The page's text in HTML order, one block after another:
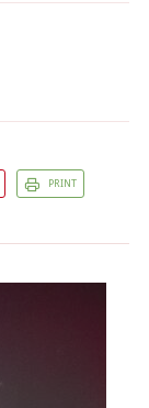
PRINT